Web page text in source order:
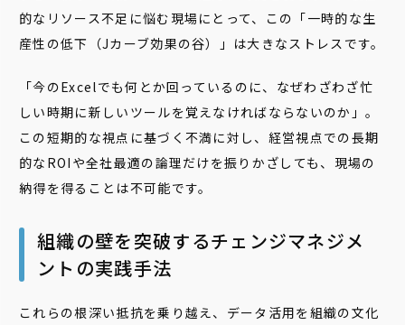
的なリソース不足に悩む現場にとって、この「一時的な生
産性の低下（Jカーブ効果の谷）」は大きなストレスです。
「今のExcelでも何とか回っているのに、なぜわざわざ忙
しい時期に新しいツールを覚えなければならないのか」。
この短期的な視点に基づく不満に対し、経営視点での長期
的なROIや全社最適の論理だけを振りかざしても、現場の
納得を得ることは不可能です。
組織の壁を突破するチェンジマネジメ
ントの実践手法
これらの根深い抵抗を乗り越え、データ活用を組織の文化